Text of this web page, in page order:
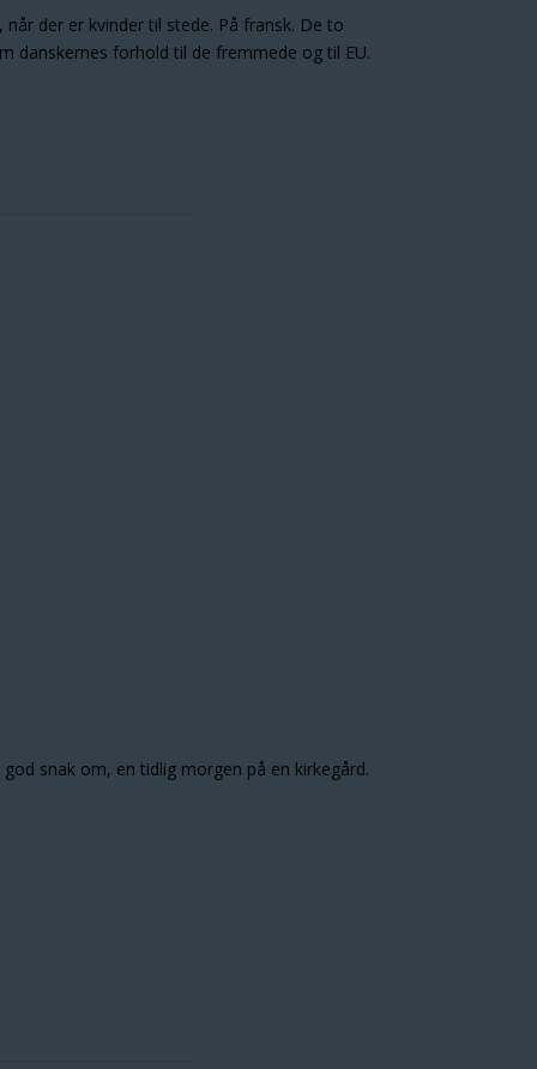
der er kvinder til stede. På fransk. De to
danskernes forhold til de fremmede og til EU.
snak om, en tidlig morgen på en kirkegård.